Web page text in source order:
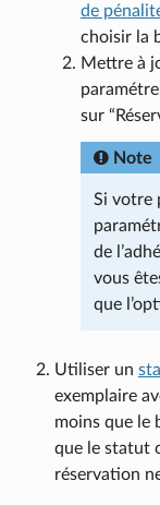
de
choisir la
Mettre à
sur
Note
Si votre
de
vous
que
Utiliser un
exemplaire
moins que le
que le statut
réservation